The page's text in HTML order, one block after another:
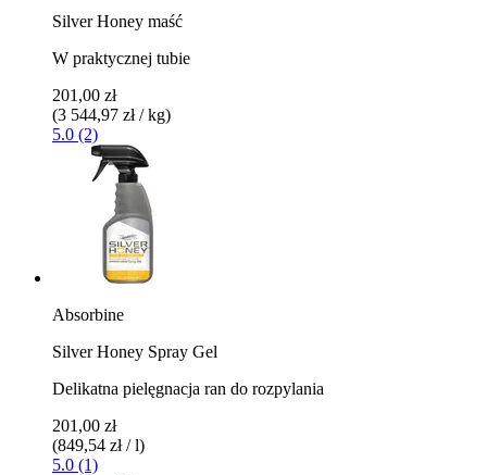
Silver Honey maść
W praktycznej tubie
201,00 zł
(3 544,97 zł / kg)
5.0 (2)
Absorbine
Silver Honey Spray Gel
Delikatna pielęgnacja ran do rozpylania
201,00 zł
(849,54 zł / l)
5.0 (1)